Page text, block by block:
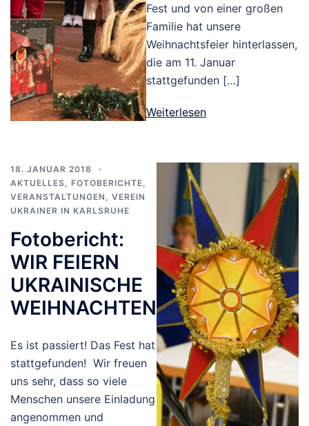
Fest und von einer großen
Familie hat unsere
Weihnachtsfeier hinterlassen,
die am 11. Januar
stattgefunden […]
Weiterlesen
18. JANUAR 2018
AKTUELLES
FOTOBERICHTE
VERANSTALTUNGEN
VEREIN
UKRAINER IN KARLSRUHE
Fotobericht:
WIR FEIERN
UKRAINISCHE
WEIHNACHTEN
Es ist passiert! Das Fest hat
stattgefunden! Wir freuen
uns sehr, dass so viele
Menschen unsere Einladung
angenommen und